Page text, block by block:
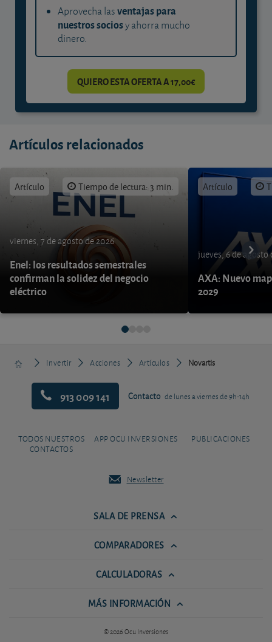
Aprovecha lasventajas para
nuestros sociosy ahorra mucho
dinero.
QUIERO ESTA OFERTA A 17,00€
Artículos relacionados
Artículo Tiempo de lectura: 3 min.
viernes, 7 de agosto de 2026
Enel: los resultados semestrales
confirman la solidez del negocio
eléctrico
Artículo
jueves, 6 de agosto
AXA: Nuevo
2029
Invertir Acciones Artículos Novartis
913 009 141 Contacto de lunes a viernes de 9h-14h
TODOS NUESTROS
CONTACTOS
APP OCU INVERSIONES PUBLICACIONES
Newsletter
SALA DE PRENSA
COMPARADORES
CALCULADORAS
MÁS INFORMACIÓN
© 2026 Ocu Inversiones